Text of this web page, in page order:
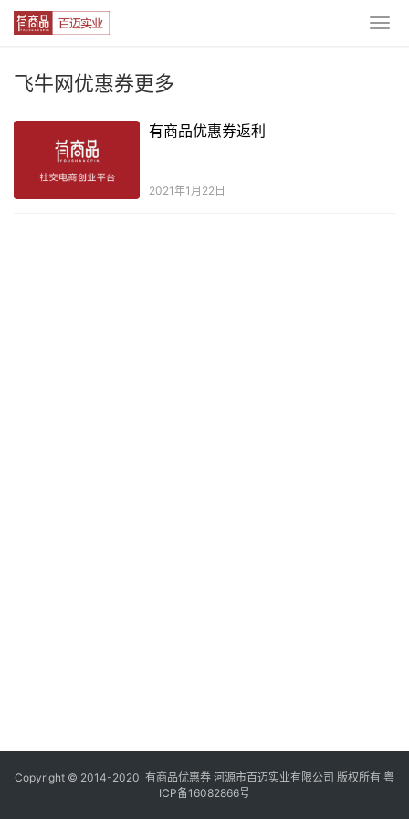
飞牛网优惠券更多
有商品优惠券返利
2021年1月22日
Copyright © 2014-2020 有商品优惠券 河源市百迈实业有限公司 版权所有 粤
ICP备16082866号